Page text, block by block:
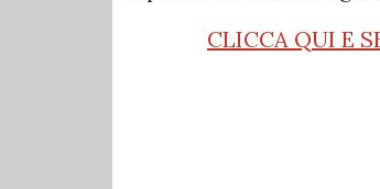
CLICCA QUI E